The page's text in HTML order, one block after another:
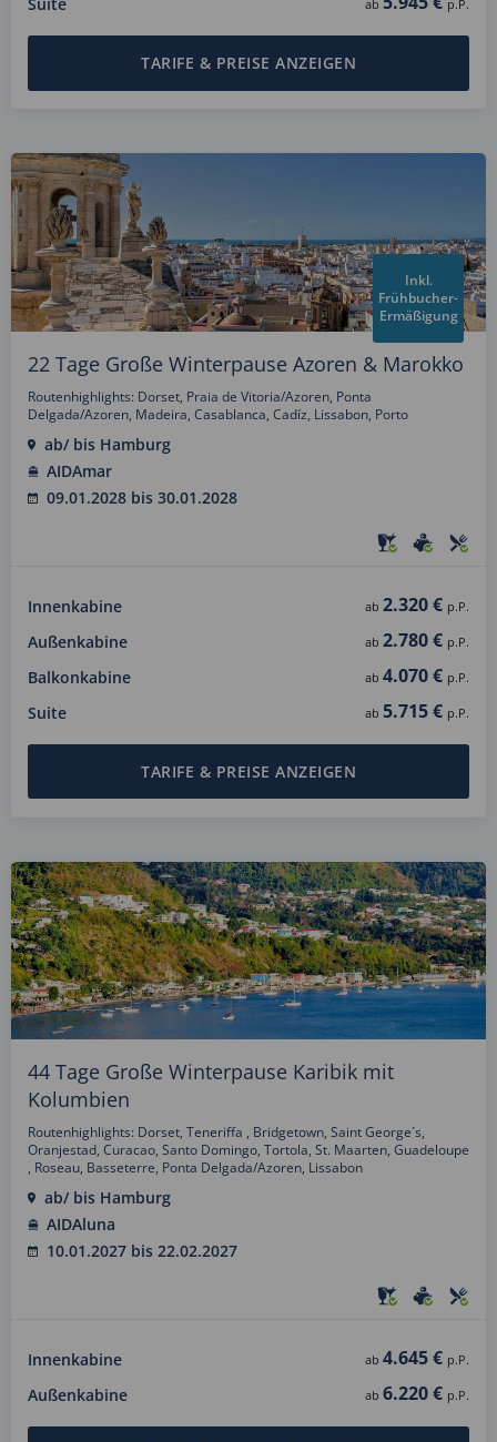
ab p.P.
TARIFE & PREISE ANZEIGEN
Inkl.
Frühbucher-
Ermäßigung
22 Tage Große Winterpause Azoren & Marokko
Routenhighlights: Dorset, Praia de Vitoria/Azoren, Ponta
Delgada/Azoren, Madeira, Casablanca, Cadíz, Lissabon, Porto
ab/ bis Hamburg
AIDAmar
09.01.2028 bis 30.01.2028
Innenkabine ab 2.320 € p.P.
Außenkabine ab 2.780 € p.P.
Balkonkabine ab 4.070 € p.P.
Suite ab 5.715 € p.P.
TARIFE & PREISE ANZEIGEN
44 Tage Große Winterpause Karibik mit
Kolumbien
Routenhighlights: Dorset, Teneriffa , Bridgetown, Saint George´s,
Oranjestad, Curacao, Santo Domingo, Tortola, St. Maarten, Guadeloupe
, Roseau, Basseterre, Ponta Delgada/Azoren, Lissabon
ab/ bis Hamburg
AIDAluna
10.01.2027 bis 22.02.2027
Innenkabine ab 4.645 € p.P.
Außenkabine ab 6.220 € p.P.